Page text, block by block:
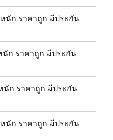
นัก ราคาถูก มีประกัน
นัก ราคาถูก มีประกัน
นัก ราคาถูก มีประกัน
นัก ราคาถูก มีประกัน